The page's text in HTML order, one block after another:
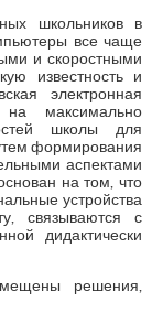
школьников в
все чаще
и скоростными
известность и
электронная
максимально
школы для
формирования
аспектами
на том, что
устройства
связываются с
дидактически
решения,